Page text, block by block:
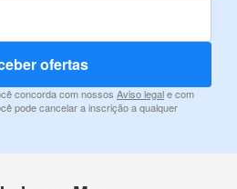
ofertas
concorda com nossos Aviso legale com
pode cancelar a inscrição a qualquer